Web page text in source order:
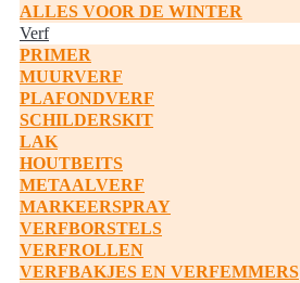
ALLES VOOR DE WINTER
Verf
PRIMER
MUURVERF
PLAFONDVERF
SCHILDERSKIT
LAK
HOUTBEITS
METAALVERF
MARKEERSPRAY
VERFBORSTELS
VERFROLLEN
VERFBAKJES EN VERFEMMERS